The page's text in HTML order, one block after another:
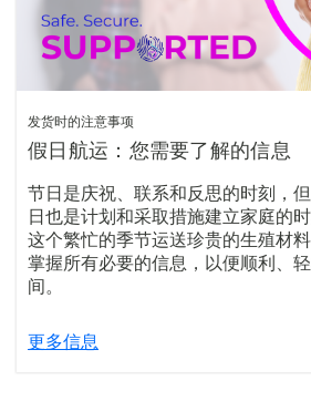
发货时的注意事项
假日航运：您需要了解的信息
节日是庆祝、联系和反思的时刻，
日也是计划和采取措施建立家庭的
这个繁忙的季节运送珍贵的生殖材
掌握所有必要的信息，以便顺利、
间。
更多信息